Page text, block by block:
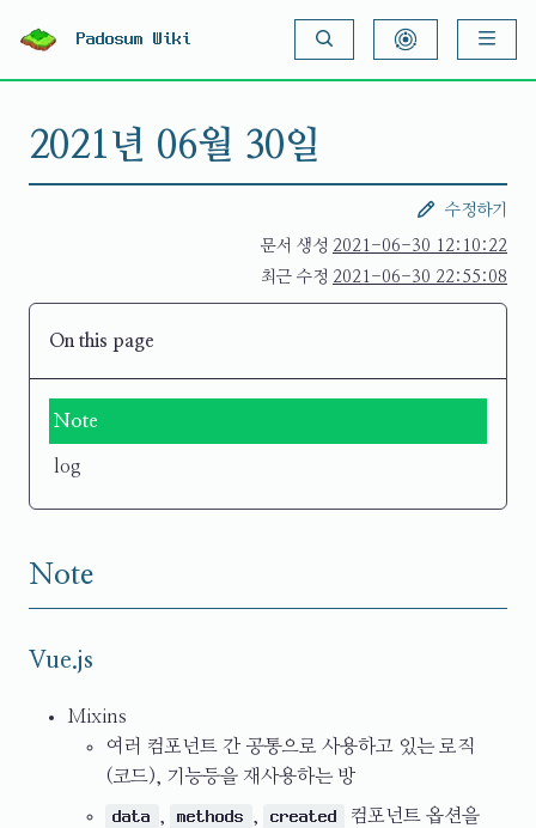
Padosum Wiki
2021년 06월 30일
수정하기
문서 생성 2021-06-30 12:10:22
최근 수정 2021-06-30 22:55:08
On this page
Note
log
Note
Vue.js
Mixins
여러 컴포넌트 간 공통으로 사용하고 있는 로직
(코드), 기능등을 재사용하는 방
data methods created
컴포넌트 옵션을